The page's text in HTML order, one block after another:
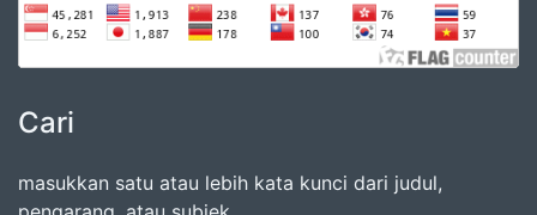
Cari
masukkan satu atau lebih kata kunci dari judul,